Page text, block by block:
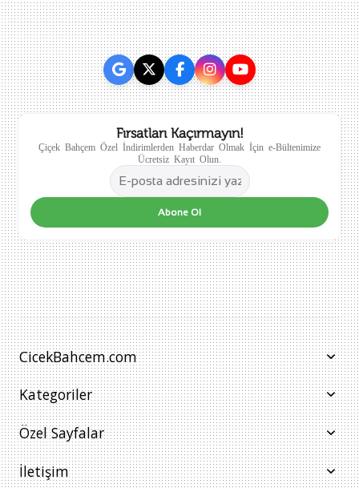
Fırsatları Kaçırmayın!
Çiçek Bahçem Özel İndirimlerden Haberdar Olmak İçin e-Bültenimize
Ücretsiz Kayıt Olun.
Abone Ol
CicekBahcem.com
Kategoriler
Özel Sayfalar
İletişim